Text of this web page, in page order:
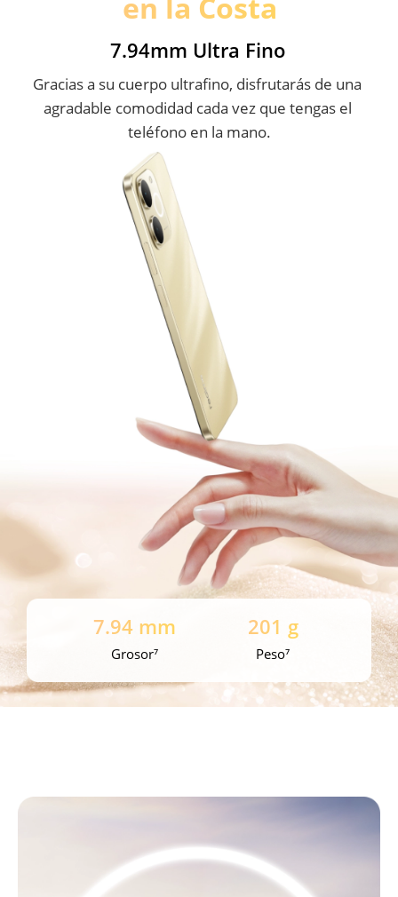
Peso⁷
201 g
Grosor⁷
7.94 mm
Gracias a su cuerpo ultrafino, disfrutarás de una
agradable comodidad cada vez que tengas el
teléfono en la mano.
7.94mm Ultra Fino